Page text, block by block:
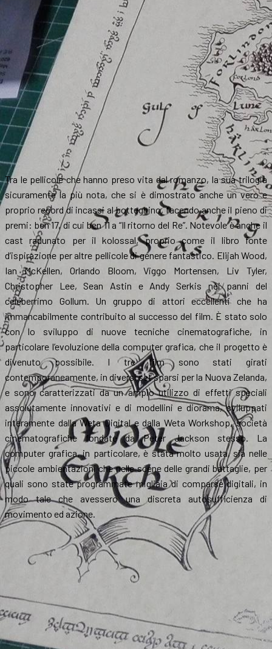
Tra le pellicole che hanno preso vita dal romanzo, la sua trilogia
sicuramente la più nota, che si è dimostrato anche un vero e
proprio record di incassi al botteghino, facendo anche il pieno di
premi: ben 17, di cui ben 11 a “Il ritorno del Re”. Notevole è anche il
cast radunato per il kolossal, proprio come il libro fonte
d’ispirazione per altre pellicole di genere fantastico. Elijah Wood,
Ian McKellen, Orlando Bloom, Viggo Mortensen, Liv Tyler,
Christopher Lee, Sean Astin e Andy Serkis nei panni del
celeberrimo Gollum. Un gruppo di attori eccellenti che ha
immancabilmente contribuito al successo del film. È stato solo
con lo sviluppo di nuove tecniche cinematografiche, in
particolare l’evoluzione della computer grafica, che il progetto è
divenuto possibile. I tre film sono stati girati
contemporaneamente, in diversi set sparsi per la Nuova Zelanda,
e sono caratterizzati da un ampio utilizzo di effetti speciali
assolutamente innovativi e di modellini e diorama, sviluppati
interamente dalla Weta Digital e dalla Weta Workshop, società
cinematografiche fondate da Peter Jackson stesso. La
computer grafica, in particolare, è stata molto usata, sia nelle
piccole ambientazioni che nelle scene delle grandi battaglie, per
quali sono state programmate migliaia di comparse digitali, in
modo tale che avessero una discreta autosufficienza di
movimento ed azione.